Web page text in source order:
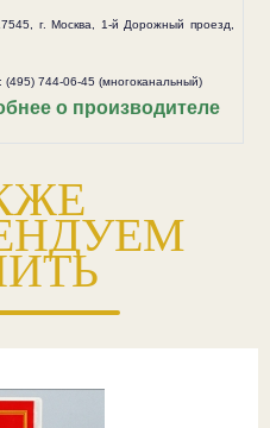
г. Москва, 1-й Дорожный проезд,
(495) 744-06-45 (многоканальный)
о производителе